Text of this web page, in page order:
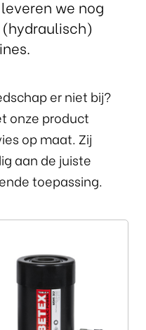
we nog
er niet bij?
onze product
op maat. Zij
aan de juiste
toepassing.